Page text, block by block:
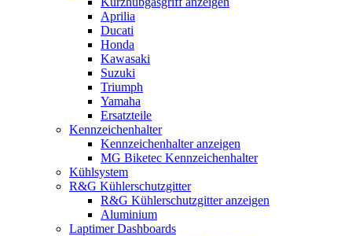
Aprilia
Ducati
Honda
Kawasaki
Suzuki
Triumph
Yamaha
Ersatzteile
Kennzeichenhalter
Kennzeichenhalter anzeigen
MG Biketec Kennzeichenhalter
Kühlsystem
R&G Kühlerschutzgitter
R&G Kühlerschutzgitter anzeigen
Aluminium
Laptimer Dashboards